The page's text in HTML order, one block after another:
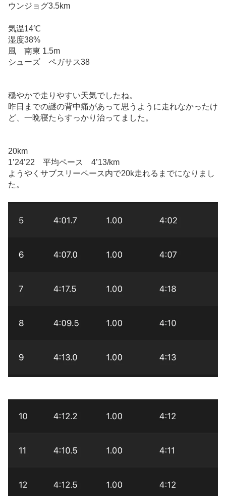
ウンジョグ3.5km
気温14℃
湿度38%
風 南東 1.5m
シューズ ペガサス38
穏やかで走りやすい天気でしたね。
昨日までの謎の背中痛があって思うように走れなかったけ
ど、一晩寝たらすっかり治ってました。
20km
1’24’22 平均ペース 4’13/km
ようやくサブスリーペース内で20k走れるまでになりまし
た。